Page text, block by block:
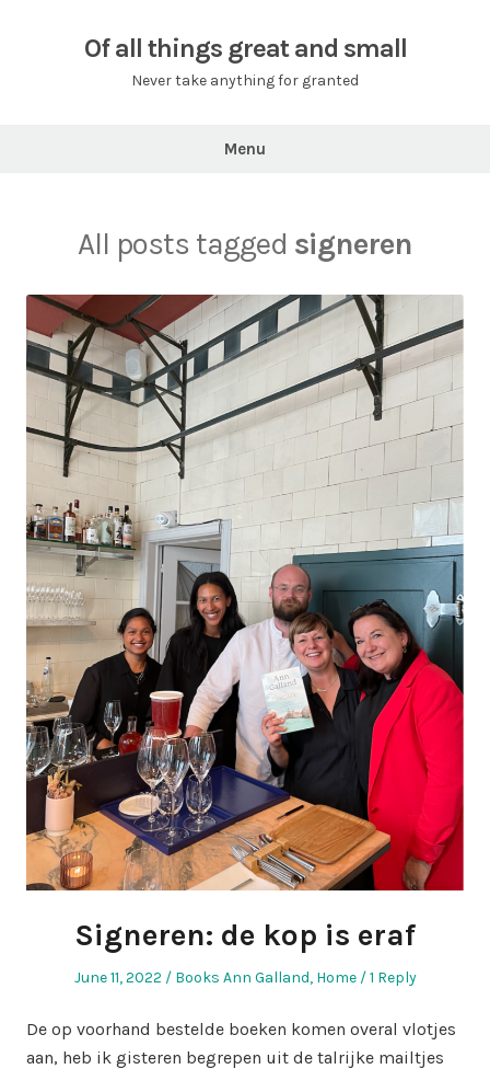
Of all things great and small
Never take anything for granted
Menu
All posts tagged signeren
Signeren: de kop is eraf
Posted
June 11, 2022
Posted
Books Ann Galland, Home 1 Reply
De op voorhand bestelde boeken komen overal vlotjes
aan, heb ik gisteren begrepen uit de talrijke mailtjes